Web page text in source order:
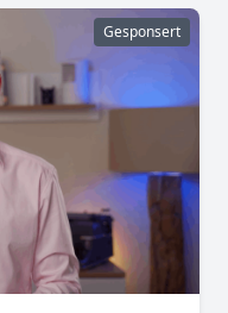
Gesponsert